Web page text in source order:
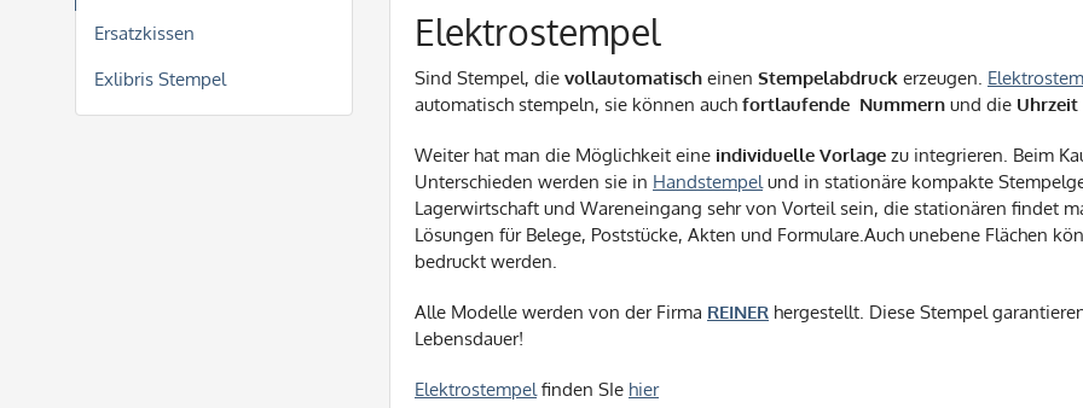
Ersatzkissen
Exlibris Stempel
Elektrostempel
Sind Stempel, die vollautomatisch einen Stempelabdruck erzeugen.
automatisch stempeln, sie können auch fortlaufende Nummern und die Uhrzeit
Weiter hat man die Möglichkeit eine individuelle Vorlage zu integrieren. Beim
Unterschieden werden sie in Handstempelund in stationäre kompakte
Lagerwirtschaft und Wareneingang sehr von Vorteil sein, die stationären findet
Lösungen für Belege, Poststücke, Akten und Formulare.Auch unebene Flächen
bedruckt werden.
Alle Modelle werden von der Firma REINER hergestellt. Diese Stempel
Lebensdauer!
Elektrostempelfinden SIe hier